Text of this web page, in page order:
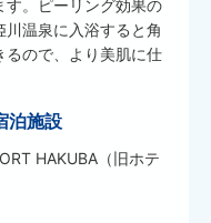
す。ピーリング効果の
温泉に入浴すると角
るので、より美肌に仕
泊施設
HAKUBA（旧ホテ